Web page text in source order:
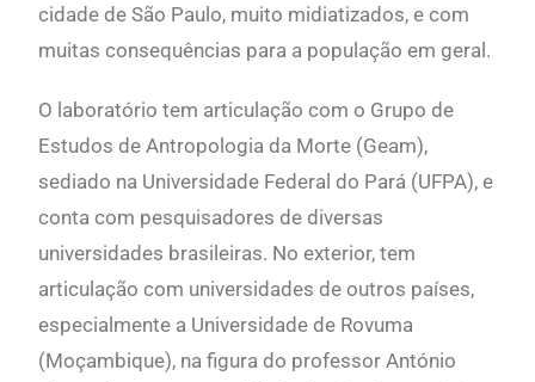
cidade de São Paulo, muito midiatizados, e com
muitas consequências para a população em geral.
O laboratório tem articulação como Grupo de
Estudos de Antropologia da Morte (Geam),
sediado na Universidade Federal do Pará (UFPA), e
conta com pesquisadores de diversas
universidades brasileiras. No exterior, tem
articulação com universidades de outros países,
especialmente a Universidade de Rovuma
(Moçambique), na figura do professor António